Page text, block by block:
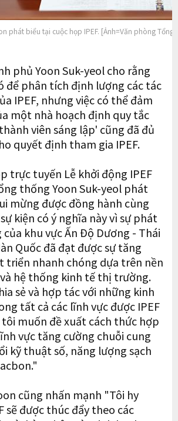
phát biểu tại cuộc họp IPEF. [Ảnh=Văn phòng Tổng
phủ Yoon Suk-yeol cho rằng
để phân tích định lượng các tác
IPEF, nhưng việc có thể đảm
một nhà hoạch định quy tắc
viên sáng lập' cũng đã đủ
quyết định tham gia IPEF.
trực tuyến Lễ khởi động IPEF
thống Yoon Suk-yeol phát
mừng được đồng hành cùng
kiện có ý nghĩa này vì sự phát
khu vực Ấn Độ Dương - Thái
Quốc đã đạt được sự tăng
triển nhanh chóng dựa trên nền
hệ thống kinh tế thị trường.
sẻ và hợp tác với những kinh
tất cả các lĩnh vực được IPEF
tôi muốn đề xuất cách thức hợp
vực tăng cường chuỗi cung
kỹ thuật số, năng lượng sạch
cũng nhấn mạnh "Tôi hy
sẽ được thúc đẩy theo các